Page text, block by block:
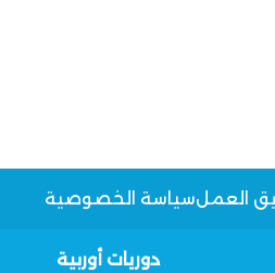
العملسياسة الخصوصية
دوريات أوربية